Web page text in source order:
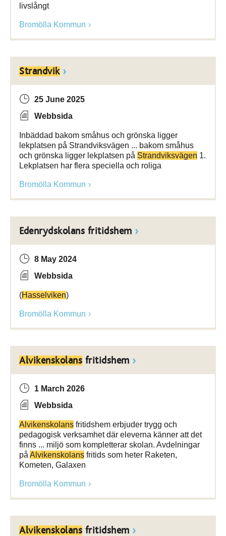
livslångt
Bromölla Kommun
Strandvik
25 June 2025
Webbsida
Inbäddad bakom småhus och grönska ligger
lekplatsen på Strandviksvägen ... bakom småhus
och grönska ligger lekplatsen på Strandviksvägen 1.
Lekplatsen har flera speciella och roliga
Bromölla Kommun
Edenrydskolans fritidshem
8 May 2024
Webbsida
(Hasselviken)
Bromölla Kommun
Alvikenskolans fritidshem
1 March 2026
Webbsida
Alvikenskolans fritidshem erbjuder trygg och
pedagogisk verksamhet där eleverna känner att det
finns ... miljö som kompletterar skolan. Avdelningar
på Alvikenskolans fritids som heter Raketen,
Kometen, Galaxen
Bromölla Kommun
Alvikenskolans fritidshem